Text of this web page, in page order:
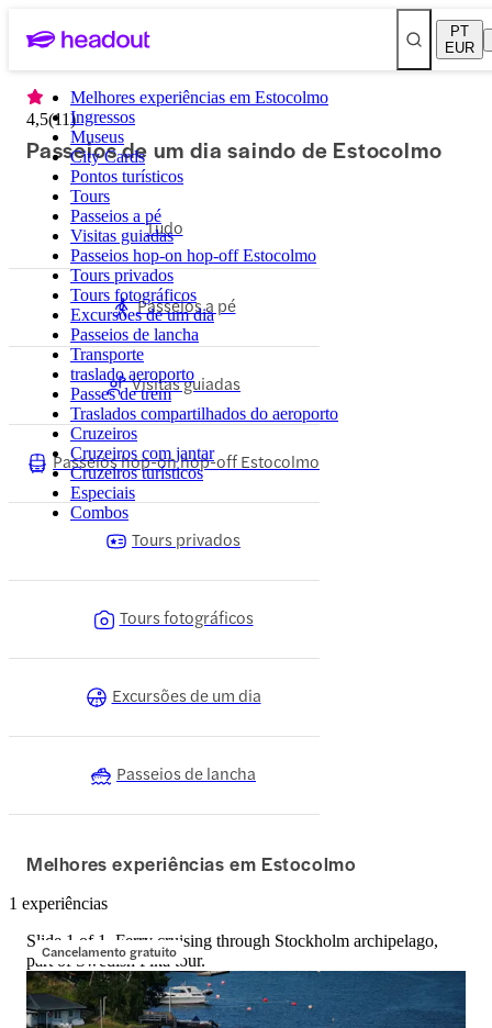
PT
EUR
Melhores experiências em Estocolmo
Ingressos
Museus
City Cards
Pontos turísticos
Tours
Passeios a pé
Visitas guiadas
Passeios hop-on hop-off Estocolmo
Tours privados
Tours fotográficos
Excursões de um dia
Passeios de lancha
Transporte
traslado aeroporto
Passes de trem
Traslados compartilhados do aeroporto
Cruzeiros
Cruzeiros com jantar
Cruzeiros turísticos
Especiais
Combos
4,5(11)
Passeios de um dia saindo de Estocolmo
Tudo
Passeios a pé
Visitas guiadas
Passeios hop-on hop-off Estocolmo
Tours privados
Tours fotográficos
Excursões de um dia
Passeios de lancha
Melhores experiências em Estocolmo
1 experiências
Cancelamento gratuito
Slide 1 of 1, Ferry cruising through Stockholm archipelago,
part of Swedish Fika tour.